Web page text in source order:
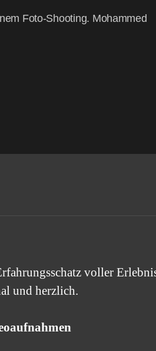
Foto-Shoo­ting. Moham­med
voller
und herzlich.